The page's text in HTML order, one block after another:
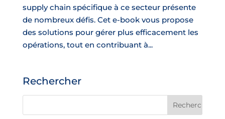
supply chain spécifique à ce secteur présente
de nombreux défis. Cet e-book vous propose
des solutions pour gérer plus efficacement les
opérations, tout en contribuant à...
Rechercher